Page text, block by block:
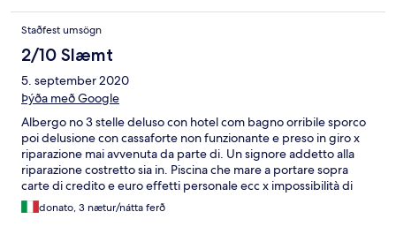
asciugamani, ad ogni piano c'è una terrazza solarium. Non
abbiamo avuto modo di pranzare o cenare, ma usufruendo del
servizio colazione possiamo dire che anche sull'aspetto
ristorazione funziona bene , con personale che serviva ai tavoli e
preparando anche ottime crepes al momento... Ottimo anche il
percorso spa, che dopo una giornata al mare o in piscina dona
consigliamo a tutti di provare un pernotto in quest'hotel.
Staðfest umsögn
2/10 Slæmt
5. september 2020
Þýða með Google
Albergo no 3 stelle deluso con hotel com bagno orribile sporco
poi delusione con cassaforte non funzionante e preso in giro x
riparazione mai avvenuta da parte di. Un signore addetto alla
riparazione costretto sia in. Piscina che mare a portare sopra
carte di credito e euro effetti personale ecc x impossibilità di
lasciare in hotel personale menefreghista vacanza rovinata
peccato aspettata dopo covi x rilassamento ma vacanza orribile
donato, 3 nætur/nátta ferð